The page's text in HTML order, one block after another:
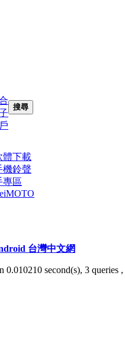
搜尋
體下載
機鈴聲
專區
MOTO
台灣中文網
0.010210 second(s), 3 queries